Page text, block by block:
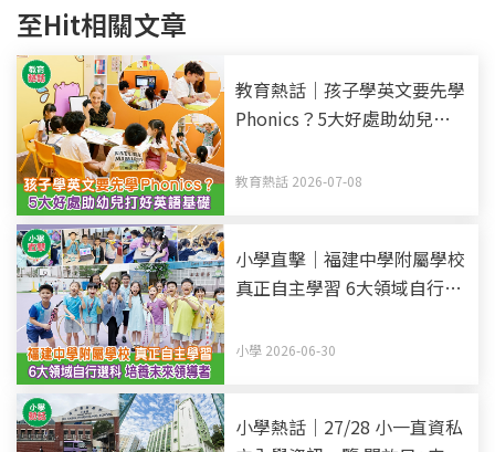
至Hit相關文章
教育熱話｜孩子學英文要先學
Phonics？5大好處助幼兒打
教育熱話 2026-07-08
小學直擊｜福建中學附屬學校
真正自主學習 6大領域自行選
小學 2026-06-30
小學熱話｜27/28 小一直資私